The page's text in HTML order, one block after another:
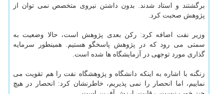
برگشتند و استاد شدند. بدون داشتن نیروی متخصص نمی توان از
پژوهش صحبت کرد.
وزیر نفت اضافه کرد: رکن بعدی پژوهش است، حالا وضعیت به
سمتی می رود که در پژوهش پاسخگو هستیم. همینطور سرمایه
گذاری مورد توجهی در آزمایشگاه ها شده است.
زنگنه با اشاره به اینکه دانشگاه و پژوهشگاه نفت را هم تقویت می
نماییم، اما انحصار را نمی پذیریم، خاطرنشان کرد: انحصار در هیچ